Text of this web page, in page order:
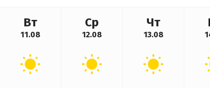
Вт
11.08
Ср
12.08
Чт
13.08